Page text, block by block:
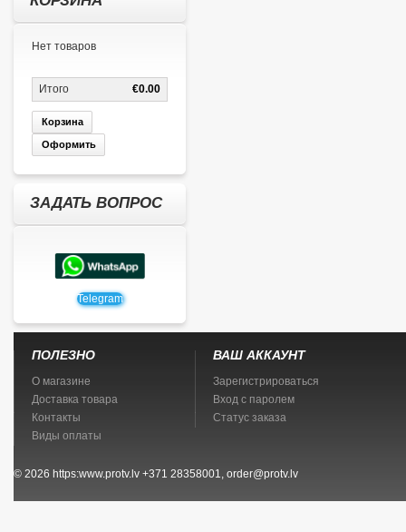
Нет товаров
€0.00
Итого
Корзина
Оформить
ЗАДАТЬ ВОПРОС
Telegram
ПОЛЕЗНО
О магазине
Доставка товара
Контакты
Виды оплаты
ВАШ АККАУНТ
Зарегистрироваться
Вход с паролем
Статус заказа
© 2026 https:www.protv.lv +371 28358001, order@protv.lv